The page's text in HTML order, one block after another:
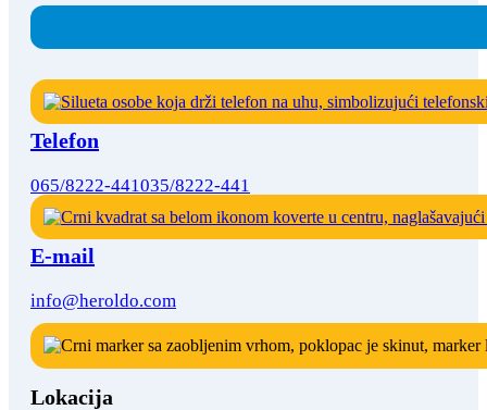
Telefon
065/8222-441035/8222-441
E-mail
info@heroldo.com
Lokacija